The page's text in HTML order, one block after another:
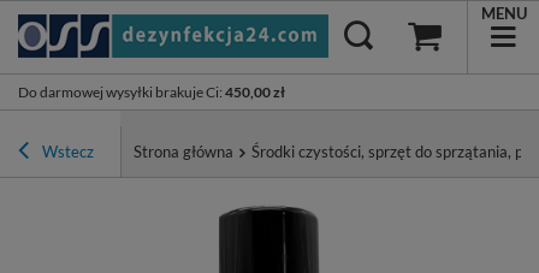
Do darmowej wysyłki brakuje Ci: 450,00 zł
MENU
Wstecz Strona główna Środki czystości, sprzęt do sprzątania,